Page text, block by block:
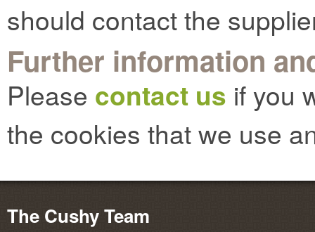
should contact the
Further information
Please contact us if you
the cookies that we use
The Cushy Team